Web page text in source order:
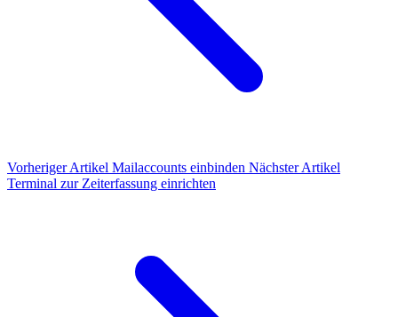
Vorheriger Artikel Mailaccounts einbinden Nächster Artikel
Terminal zur Zeiterfassung einrichten